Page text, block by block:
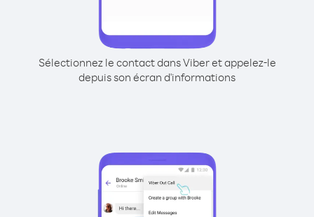
Sélectionnez le contact dans Viber et appelez-le
depuis son écran d'informations